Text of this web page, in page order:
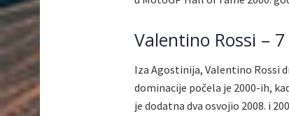
Valentino Rossi –
Iza Agostinija, Valentino Rossi
dominacije počela je 2000-ih,
je dodatna dva osvojio 2008. i